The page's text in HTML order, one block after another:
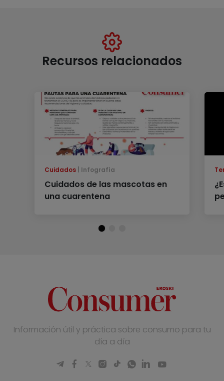
Recursos relacionados
Cuidados Infografía
Cuidados de las mascotas en
una cuarentena
Información útil y práctica sobre consumo para tu
día a día